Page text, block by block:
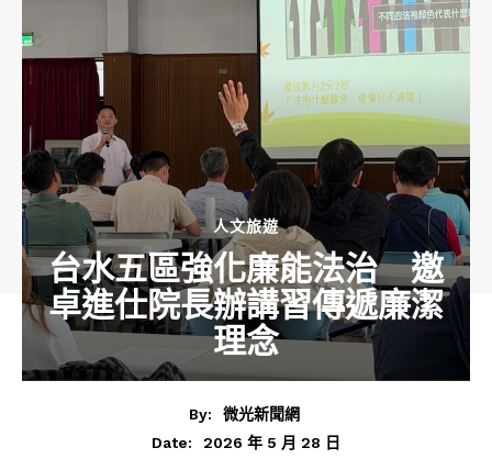
人文旅遊
台水五區強化廉能法治 邀
卓進仕院長辦講習傳遞廉潔
理念
By:
微光新聞網
Date:
2026 年 5 月 28 日